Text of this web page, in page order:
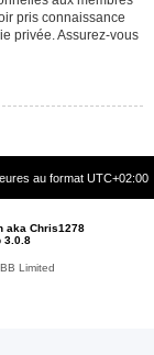
pris connaissance
privée. Assurez-vous
au format UTC+02:00
aka Chris1278
3.0.8
Limited